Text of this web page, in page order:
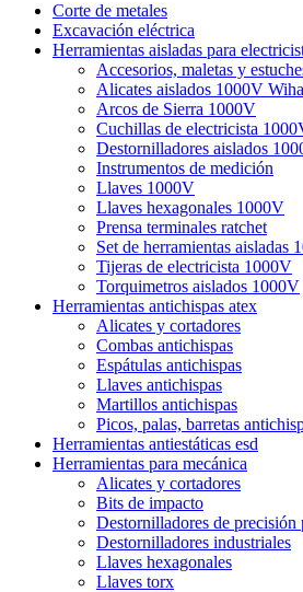
Corte de metales
Excavación eléctrica
Herramientas aisladas para
Accesorios, maletas y
Alicates aislados 1000V Wiha
Arcos de Sierra 1000V
Cuchillas de electricista
Destornilladores aislados
Instrumentos de medición
Llaves 1000V
Llaves hexagonales 1000V
Prensa terminales ratchet
Set de herramientas aisladas
Tijeras de electricista 1000V
Torquimetros aislados 1000V
Herramientas antichispas atex
Alicates y cortadores
Combas antichispas
Espátulas antichispas
Llaves antichispas
Martillos antichispas
Picos, palas, barretas
Herramientas antiestáticas esd
Herramientas para mecánica
Alicates y cortadores
Bits de impacto
Destornilladores de precisión
Destornilladores industriales
Llaves hexagonales
Llaves torx